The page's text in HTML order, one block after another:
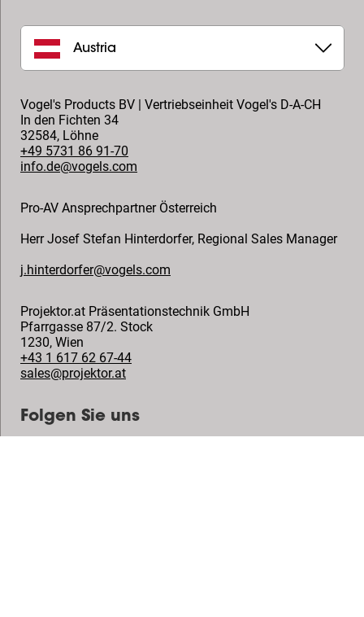
Austria
Vogel's Products BV | Vertriebseinheit Vogel's D-A-CH
In den Fichten 34
32584, Löhne
+49 5731 86 91-70
info.de@vogels.com
Pro-AV Ansprechpartner Österreich
Herr Josef Stefan Hinterdorfer, Regional Sales Manager
j.hinterdorfer@vogels.com
Projektor.at Präsentationstechnik GmbH
Pfarrgasse 87/2. Stock
1230, Wien
+43 1 617 62 67-44
sales@projektor.at
Folgen Sie uns